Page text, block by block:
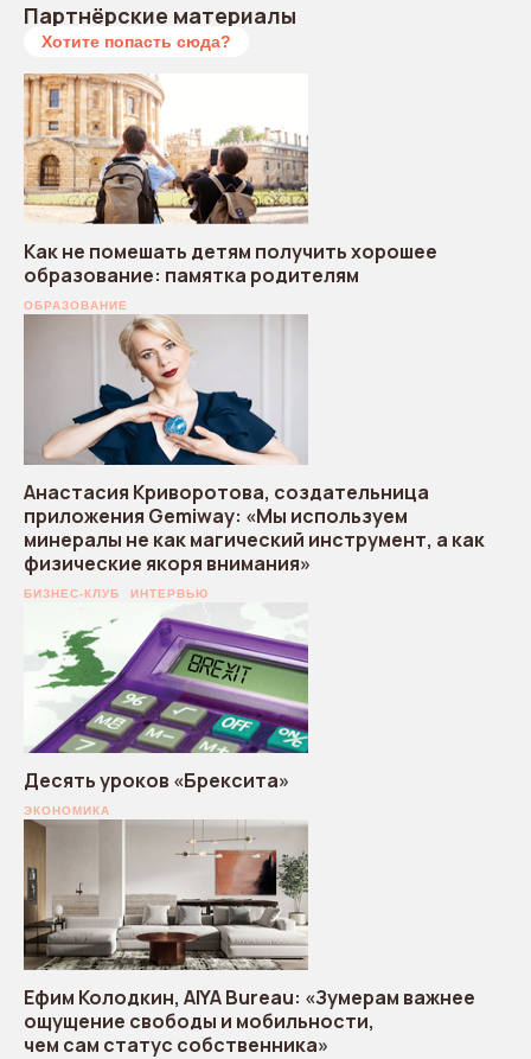
Партнёрские материалы
Хотите попасть сюда?
Как не помешать детям получить хорошее
образование: памятка родителям
ОБРАЗОВАНИЕ
Анастасия Криворотова, создательница
приложения Gemiway: «Мы используем
минералы не как магический инструмент, а как
физические якоря внимания»
БИЗНЕС-КЛУБ ИНТЕРВЬЮ
Десять уроков «Брексита»
ЭКОНОМИКА
Ефим Колодкин, AIYA Bureau: «Зумерам важнее
ощущение свободы и мобильности,
чем сам статус собственника»